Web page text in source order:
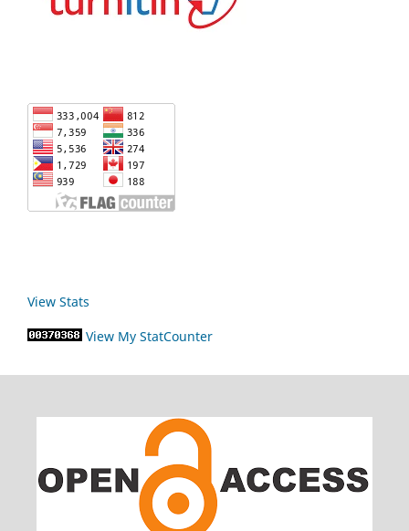
View Stats
View My StatCounter